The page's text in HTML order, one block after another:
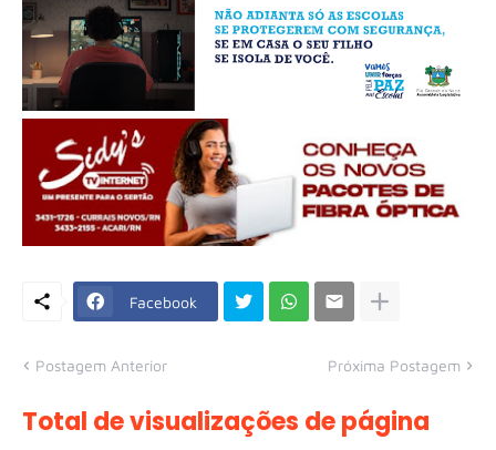
Facebook
Postagem Anterior Próxima Postagem
Total de visualizações de página